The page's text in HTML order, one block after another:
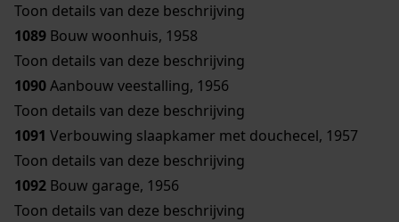
Toon details van deze beschrijving
1089 Bouw woonhuis, 1958
Toon details van deze beschrijving
1090Aanbouw veestalling, 1956
Toon details van deze beschrijving
1091 Verbouwing slaapkamer met douchecel, 1957
Toon details van deze beschrijving
1092 Bouw garage, 1956
Toon details van deze beschrijving